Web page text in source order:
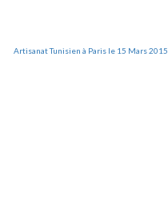
Artisanat Tunisien à Paris le 15 Mars 2015